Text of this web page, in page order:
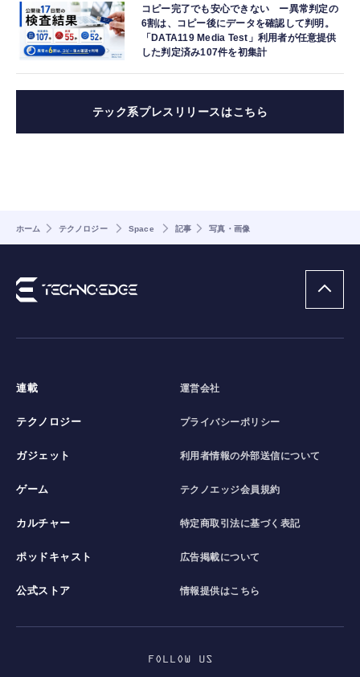
コピー完了でも安心できない ー異常判定の
6割は、コピー後にデータを確認して判明。
「DATA119 Media Test」利用者が任意提供
した判定済み107件を初集計
テック系プレスリリースはこちら
ホーム テクノロジー Space 記事 写真・画像
連載
テクノロジー
ガジェット
ゲーム
カルチャー
ポッドキャスト
公式ストア
運営会社
プライバシーポリシー
利用者情報の外部送信について
テクノエッジ会員規約
特定商取引法に基づく表記
広告掲載について
情報提供はこちら
FOLLOW US